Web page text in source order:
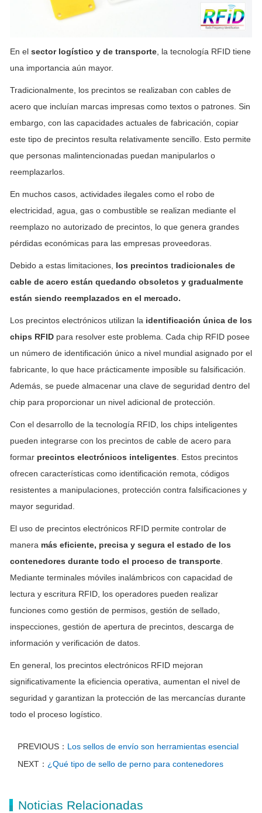
En el sector logístico y de transporte , la tecnología RFID tiene
una importancia aún mayor.
Tradicionalmente, los precintos se realizaban con cables de
acero que incluían marcas impresas como textos o patrones. Sin
embargo, con las capacidades actuales de fabricación, copiar
este tipo de precintos resulta relativamente sencillo. Esto permite
que personas malintencionadas puedan manipularlos o
reemplazarlos.
En muchos casos, actividades ilegales como el robo de
electricidad, agua, gas o combustible se realizan mediante el
reemplazo no autorizado de precintos, lo que genera grandes
pérdidas económicas para las empresas proveedoras.
Debido a estas limitaciones, los precintos tradicionales de
cable de acero están quedando obsoletos y gradualmente
están siendo reemplazados en el mercado.
Los precintos electrónicos utilizan la identificación única de los
chips RFID para resolver este problema. Cada chip RFID posee
un número de identificación único a nivel mundial asignado por el
fabricante, lo que hace prácticamente imposible su falsificación.
Además, se puede almacenar una clave de seguridad dentro del
chip para proporcionar un nivel adicional de protección.
Con el desarrollo de la tecnología RFID, los chips inteligentes
pueden integrarse con los precintos de cable de acero para
formar precintos electrónicos inteligentes . Estos precintos
ofrecen características como identificación remota, códigos
resistentes a manipulaciones, protección contra falsificaciones y
mayor seguridad.
El uso de precintos electrónicos RFID permite controlar de
manera más eficiente, precisa y segura el estado de los
contenedores durante todo el proceso de transporte
Mediante terminales móviles inalámbricos con capacidad de
lectura y escritura RFID, los operadores pueden realizar
funciones como gestión de permisos, gestión de sellado,
inspecciones, gestión de apertura de precintos, descarga de
información y verificación de datos.
En general, los precintos electrónicos RFID mejoran
significativamente la eficiencia operativa, aumentan el nivel de
seguridad y garantizan la protección de las mercancías durante
todo el proceso logístico.
PREVIOUS： Los sellos de envío son herramientas esencial
NEXT： ¿Qué tipo de sello de perno para contenedores
Noticias Relacionadas